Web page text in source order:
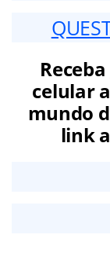
Receba
celular
mundo
link